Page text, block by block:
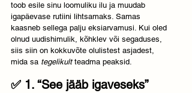
toob esile sinu loomuliku ilu ja muudab
igapäevase rutiini lihtsamaks. Samas
kaasneb sellega palju eksiarvamusi. Kui oled
olnud uudishimulik, kõhklev või segaduses,
siis siin on kokkuvõte olulistest asjadest,
mida sa tegelikult teadma peaksid.
✅ 1. “See jääb igaveseks”